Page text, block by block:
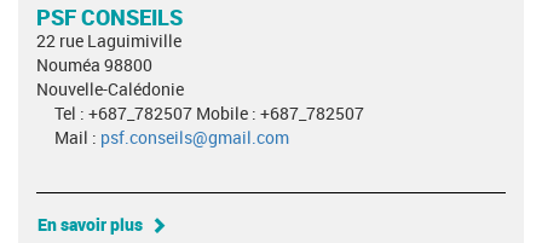
PSF CONSEILS
22 rue Laguimiville
Nouméa 98800
Nouvelle-Calédonie
Tel : +687_782507 Mobile : +687_782507
Mail : psf.conseils@gmail.com
En savoir plus